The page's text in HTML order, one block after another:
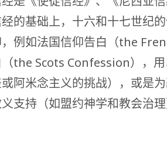
的基础上，十六和十七世纪
例如法国信仰告白（the
the Scots Confession），
或阿米念主义的挑战），或是
支持（如盟约神学和教会治理